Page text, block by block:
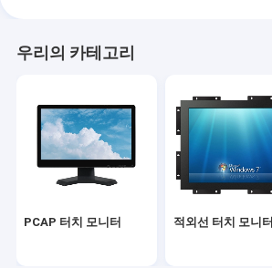
TFT LCD 패널
표면 음파 터치 스크린
커브드 터치 스크린 모니터
우리의 카테고리
PCAP 터치 모니터 적외선 터치 모니터